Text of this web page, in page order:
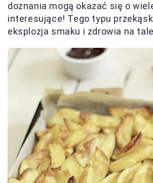
doznania mogą okazać się o
interesujące! Tego typu
eksplozja smaku i zdrowia na